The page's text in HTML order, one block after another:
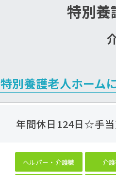
特別養
特別養護老人ホーム
年間休日124日☆手当
ヘルパー・介護職 介